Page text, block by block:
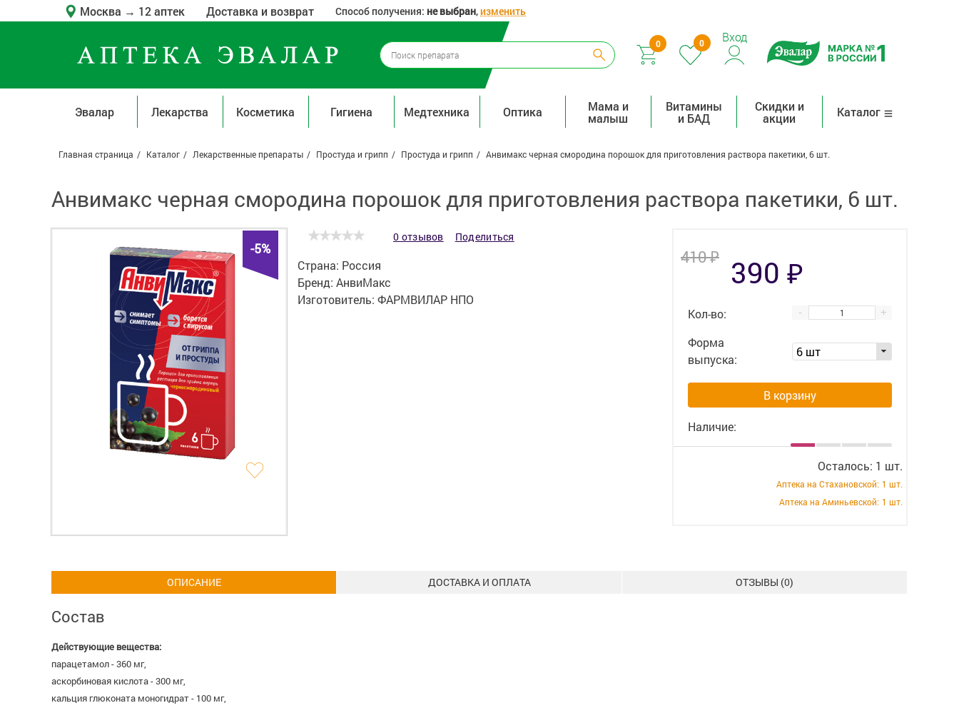
Москва → 12 аптек Доставка и возврат Способ получения: не выбран,изменить
0 0 Вход
Эвалар Лекарства Косметика Гигиена Медтехника Оптика
Мама и
малыш
Витамины
и БАД
Скидки и
акции
Каталог
Главная страница Каталог Лекарственные препараты Простуда и грипп Простуда и грипп Анвимакс черная смородина порошок для приготовления раствора пакетики, 6 шт.
Анвимакс черная смородина порошок для приготовления раствора пакетики, 6 шт.
-5%
0 отзывов Поделиться
Страна: Россия
Бренд: АнвиМакс
Изготовитель: ФАРМВИЛАР НПО
410₽ 390 ₽
Кол-во: - +
Форма
выпуска:
6 шт
В корзину
Наличие:
Осталось: 1 шт.
Аптека на Стахановской: 1 шт.
Аптека на Аминьевской: 1 шт.
ОПИСАНИЕ ДОСТАВКА И ОПЛАТА ОТЗЫВЫ (0)
Состав
Действующие вещества:
парацетамол - 360 мг,
аскорбиновая кислота - 300 мг,
кальция глюконата моногидрат - 100 мг,